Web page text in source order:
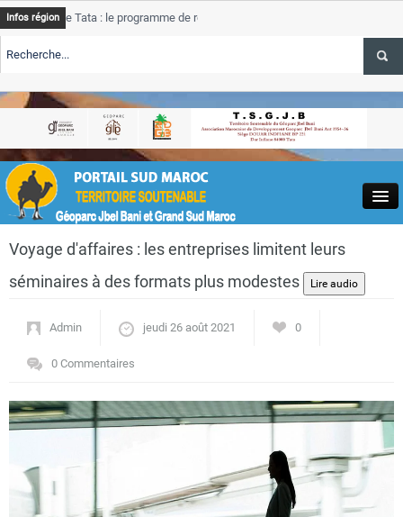
Close
Actualités
Circuits touristiques
Tourisme
Infos région
de Tata : le programme de rehabilitation post-inondations
TSGJB Tourisme : l’ONMT renforce l’aerien a Dakhla et
Tata
TSGJB Tourisme au Maroc : Transavia renforce les vols Paris-
Voyage d'affaires : les entreprises limitent leurs
séminaires à des formats plus modestes
Admin jeudi 26 août 2021 0
0 Commentaires